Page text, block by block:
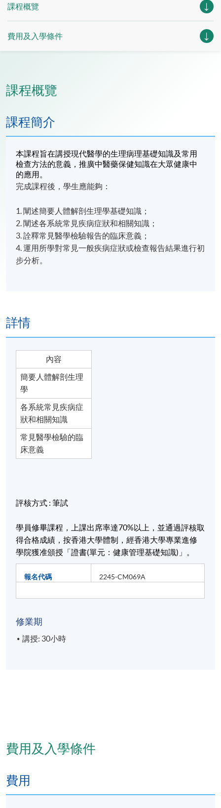
課程概覽
費用及入學條件
課程概覽
課程簡介
本課程旨在講授現代醫學的生理病理基礎知識及常用
檢查方法的意義，推廣中醫藥保健知識在大眾健康中
的應用。
完成課程後，學生應能夠：
1. 闡述簡要人體解剖生理學基礎知識；
2. 闡述各系統常見疾病症狀和相關知識；
3.詮釋常見醫學檢驗報告的臨床意義；
4.運用所學對常見一般疾病症狀或檢查報告結果進行初
步分析。
詳情
內容
簡要人體解剖生理
學
各系統常見疾病症
狀和相關知識
常見醫學檢驗的臨
床意義
評核方式 :筆試
學員修畢課程，上課出席率達70%以上，並通過評核取
得合格成績，按香港大學體制，經香港大學專業進修
學院獲准頒授「證書(單元：健康管理基礎知識) 」。
報名代碼 2245-CM069A
修業期
講授: 30小時
費用及入學條件
費用